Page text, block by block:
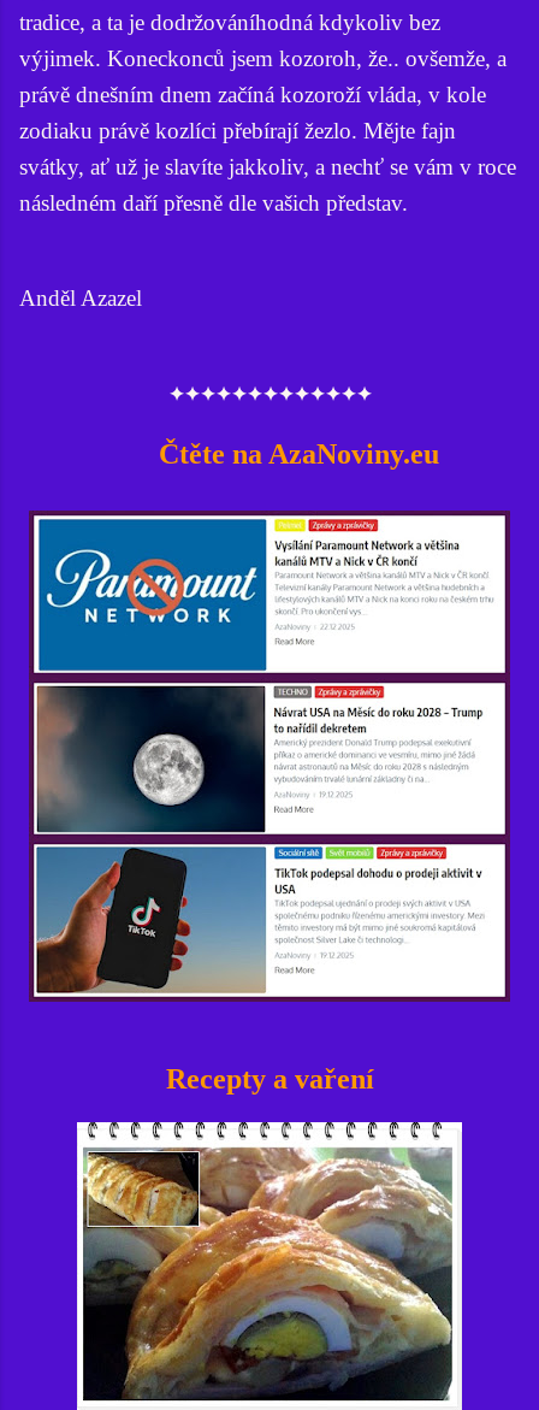
tradice, a ta je dodržováníhodná kdykoliv bez
výjimek. Koneckonců jsem kozoroh, že.. ovšemže, a
právě dnešním dnem začíná kozoroží vláda, v kole
zodiaku právě kozlíci přebírají žezlo. Mějte fajn
svátky, ať už je slavíte jakkoliv, a nechť se vám v roce
následném daří přesně dle vašich představ.
Anděl Azazel
✦✦✦✦✦✦✦✦✦✦✦✦✦
Čtěte na AzaNoviny.eu
Recepty a vaření